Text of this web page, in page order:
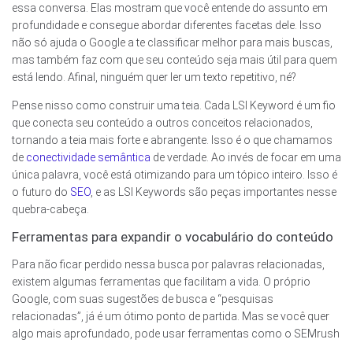
essa conversa. Elas mostram que você entende do assunto em
profundidade e consegue abordar diferentes facetas dele. Isso
não só ajuda o Google a te classificar melhor para mais buscas,
mas também faz com que seu conteúdo seja mais útil para quem
está lendo. Afinal, ninguém quer ler um texto repetitivo, né?
Pense nisso como construir uma teia. Cada LSI Keyword é um fio
que conecta seu conteúdo a outros conceitos relacionados,
tornando a teia mais forte e abrangente. Isso é o que chamamos
de conectividade semântica de verdade. Ao invés de focar em uma
única palavra, você está otimizando para um tópico inteiro. Isso é
o futuro do SEO, e as LSI Keywords são peças importantes nesse
quebra-cabeça.
Ferramentas para expandir o vocabulário do conteúdo
Para não ficar perdido nessa busca por palavras relacionadas,
existem algumas ferramentas que facilitam a vida. O próprio
Google, com suas sugestões de busca e “pesquisas
relacionadas”, já é um ótimo ponto de partida. Mas se você quer
algo mais aprofundado, pode usar ferramentas como o SEMrush